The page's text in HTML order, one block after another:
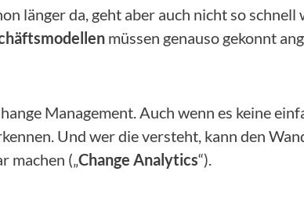
länger da, geht aber auch nicht so schnell
müssen genauso gekonnt
Management. Auch wenn es keine
Und wer die versteht, kann den
machen („Change Analytics“).